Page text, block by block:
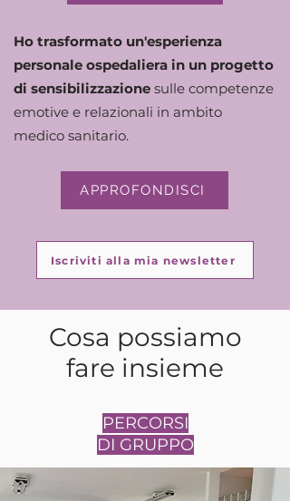
Ho trasformato un'esperienza
personale ospedaliera in un progetto
di sensibilizzazione sulle competenze
emotive e relazionali in ambito
medico sanitario.
APPROFONDISCI
Iscriviti alla mia newsletter
Cosa possiamo
fare insieme
PERCORSI
DI GRUPPO